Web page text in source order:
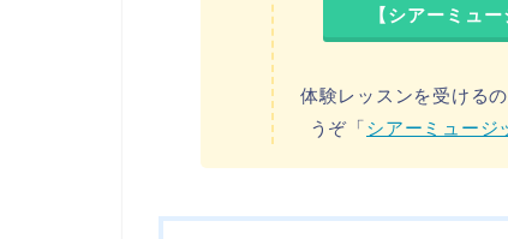
【シアーミュ
体験レッスンを受ける
うぞ「シアーミュージ